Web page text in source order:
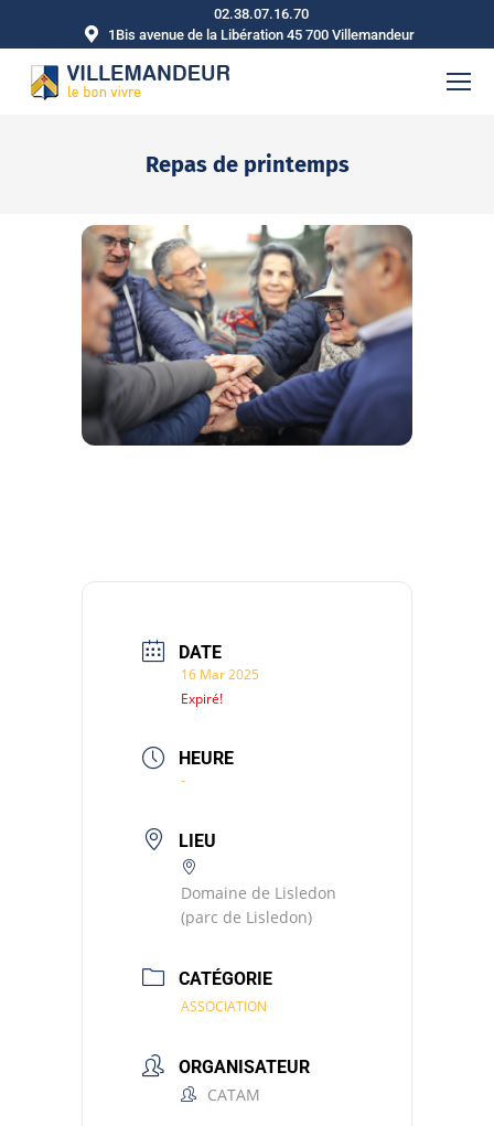
02.38.07.16.70
1Bis avenue de la Libération 45 700 Villemandeur
Repas de printemps
DATE
16 Mar 2025
Expiré!
HEURE
-
LIEU
Domaine de Lisledon
(parc de Lisledon)
CATÉGORIE
ASSOCIATION
ORGANISATEUR
CATAM